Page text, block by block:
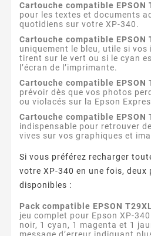
Cartouche compatible EPSON
pour les textes et documents
quotidiens sur votre XP-340.
Cartouche compatible EPSON
uniquement le bleu, utile si
tirent sur le vert ou si le cyan
l’écran de l’imprimante.
Cartouche compatible EPSON
prévoir dès que vos photos
ou violacés sur la Epson
Cartouche compatible EPSON
indispensable pour retrouver
vives sur vos graphiques et
Si vous préférez recharger
votre XP-340 en une fois, deux
disponibles :
Pack compatible EPSON
jeu complet pour Epson XP-
noir, 1 cyan, 1 magenta et 1
message d’erreur indiquant